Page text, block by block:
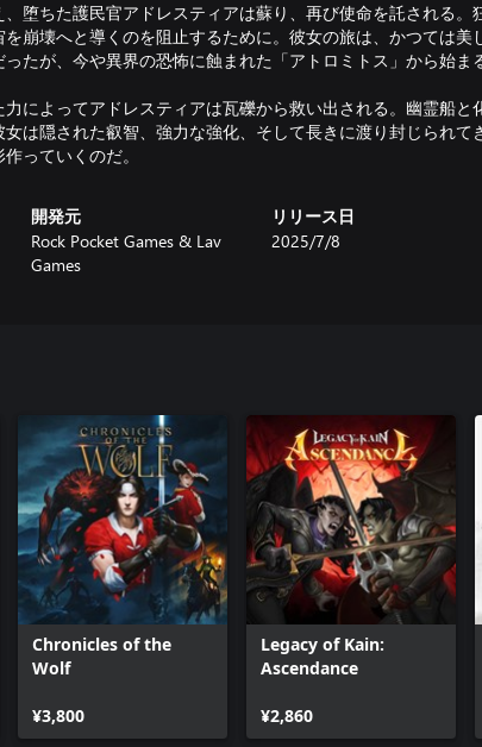
堕ちた護民官アドレスティアは蘇り、再び使命を託される。
崩壊へと導くのを阻止するために。彼女の旅は、かつては美
たが、今や異界の恐怖に蝕まれた「アトロミトス」から始ま
によってアドレスティアは瓦礫から救い出される。幽霊船と
は隠された叡智、強力な強化、そして長きに渡り封じられて
っていくのだ。
開発元
Rock Pocket Games & Lav
Games
リリース日
2025/7/8
Chronicles of the
Wolf
¥3,800
Legacy of Kain:
Ascendance
¥2,860